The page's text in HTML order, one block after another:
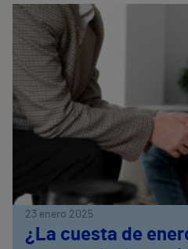
23 enero 2025
¿La cuesta de